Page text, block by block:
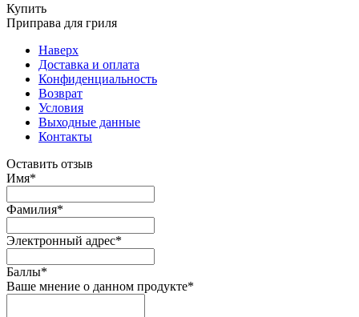
Купить
Приправа для гриля
Наверх
Доставка и оплата
Конфиденциальность
Возврат
Условия
Выходные данные
Контакты
Оставить отзыв
Имя*
Фамилия*
Электронный адрес*
Баллы*
Ваше мнение о данном продукте*